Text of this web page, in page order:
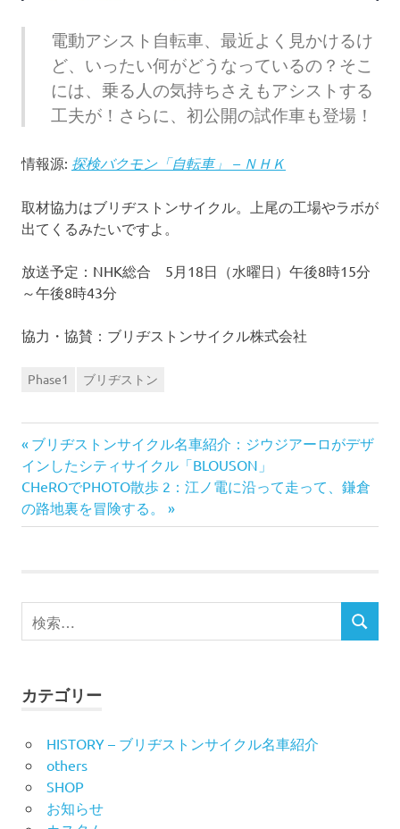
電動アシスト自転車、最近よく見かけるけ
ど、いったい何がどうなっているの？そこ
には、乗る人の気持ちさえもアシストする
工夫が！さらに、初公開の試作車も登場！
情報源: 探検バクモン「自転車」 – ＮＨＫ
取材協力はブリヂストンサイクル。上尾の工場やラボが
出てくるみたいですよ。
放送予定：NHK総合 5月18日（水曜日）午後8時15分
～午後8時43分
協力・協賛：ブリヂストンサイクル株式会社
Phase1 ブリヂストン
投
稿
ナ
ゲ
ー
ョ
ン
前
の
記
事:
ブリヂストンサイクル名車紹介：ジウジアーロがデザ
インしたシティサイクル「BLOUSON」
次
の
記
CHeROでPHOTO散歩 2：江ノ電に沿って走って、鎌倉
の路地裏を冒険する。
検
索
検
カテゴリー
HISTORY – ブリヂストンサイクル名車紹介
others
SHOP
お知らせ